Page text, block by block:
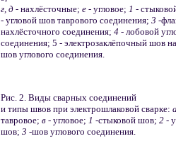
г, д - нахлёсточные; е - угловое; 1 -
- угловой шов таврового соединения; 3 -
нахлёсточного соединения; 4 - лобовой
соединения; 5 - электрозаклёпочный шов
шов углового соединения.
Рис. 2. Виды сварных соединений
и типы швов при электрошлаковой сварке:
тавровое; в - угловое; 1 -стыковой шов; 2 -
шов; 3 -шов углового соединения.